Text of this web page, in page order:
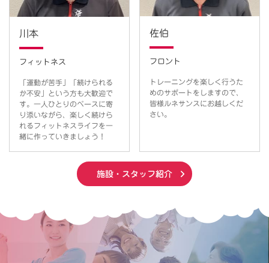
川本
フィットネス
「運動が苦手」「続けられる
か不安」という方も大歓迎で
す。一人ひとりのペースに寄
り添いながら、楽しく続けら
れるフィットネスライフを一
緒に作っていきましょう！
佐伯
フロント
トレーニングを楽しく行うた
めのサポートをしますので、
皆様ルネサンスにお越しくだ
さい。
施設・スタッフ紹介